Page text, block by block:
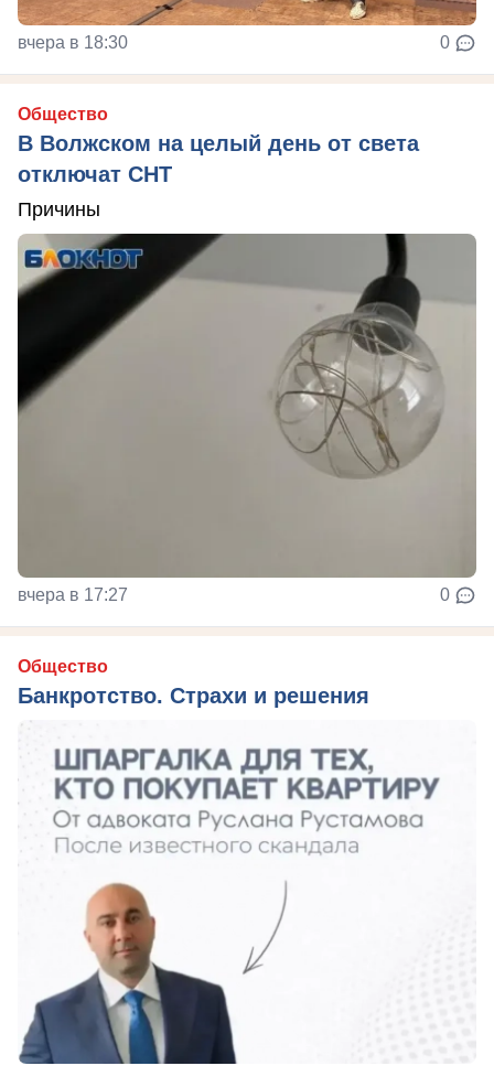
вчера в 18:30 0
Общество
В Волжском на целый день от света
отключат СНТ
Причины
вчера в 17:27 0
Общество
Банкротство. Страхи и решения